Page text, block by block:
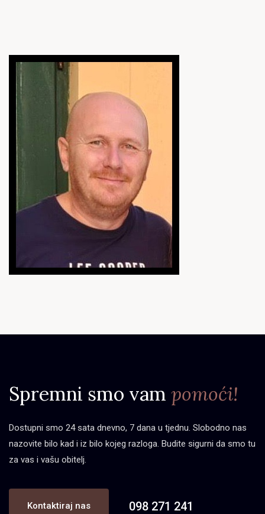
Spremni smo vam pomoći!
Dostupni smo 24 sata dnevno, 7 dana u tjednu. Slobodno nas
nazovite bilo kad i iz bilo kojeg razloga. Budite sigurni da smo tu
za vas i vašu obitelj.
Kontaktiraj nas 098 271 241